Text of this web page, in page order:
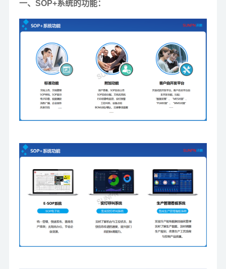
一、SOP+系统的功能：